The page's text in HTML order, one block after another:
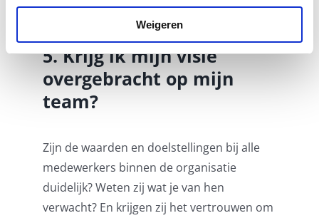
Weigeren
5. Krijg ik mijn visie
overgebracht op mijn
team?
Zijn de waarden en doelstellingen bij alle
medewerkers binnen de organisatie
duidelijk? Weten zij wat je van hen
verwacht? En krijgen zij het vertrouwen om